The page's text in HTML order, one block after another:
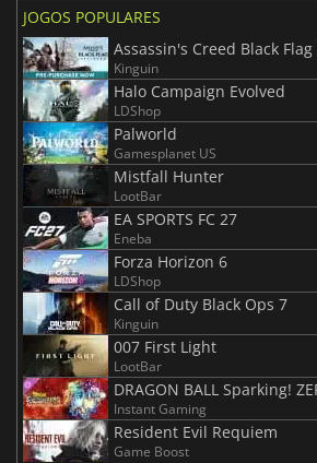
JOGOS POPULARES
Assassin's Creed Black Flag
Kinguin
Halo Campaign Evolved
LDShop
Palworld
Gamesplanet US
Mistfall Hunter
LootBar
EA SPORTS FC 27
Eneba
Forza Horizon 6
LDShop
Call of Duty Black Ops 7
Kinguin
007 First Light
LootBar
Instant Gaming
Resident Evil Requiem
Game Boost